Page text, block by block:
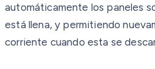
automáticamente los paneles
está llena, y permitiendo
corriente cuando esta se